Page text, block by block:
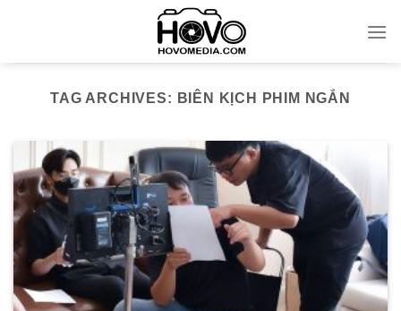
TAG ARCHIVES: BIÊN KỊCH PHIM NGẮN